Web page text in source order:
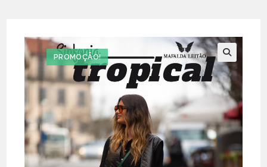
PROMOÇÃO!
🔍